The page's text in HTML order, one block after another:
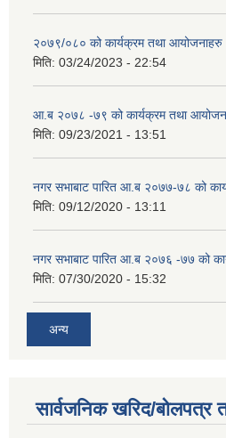
२०७९/०८० को कार्यक्रम तथा आयोजनाहरु
मिति: 03/24/2023 - 22:54
आ.ब २०७८ -७९ को कार्यक्रम तथा
मिति: 09/23/2021 - 13:51
नगर सभाबाट पारित आ.ब २०७७-७८ को
मिति: 09/12/2020 - 13:11
नगर सभाबाट पारित आ.ब २०७६ -७७ को
मिति: 07/30/2020 - 15:32
अन्य
सार्वजनिक खरिद/बोलपत्र